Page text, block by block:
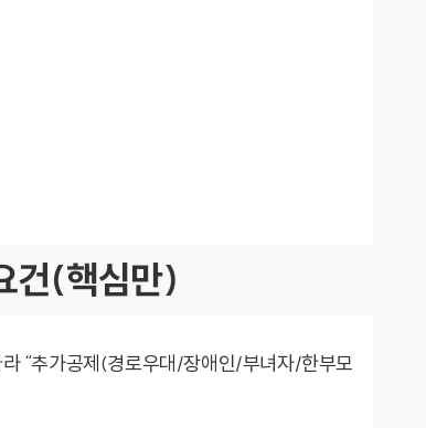
건(핵심만)
“추가공제(경로우대/장애인/부녀자/한부모